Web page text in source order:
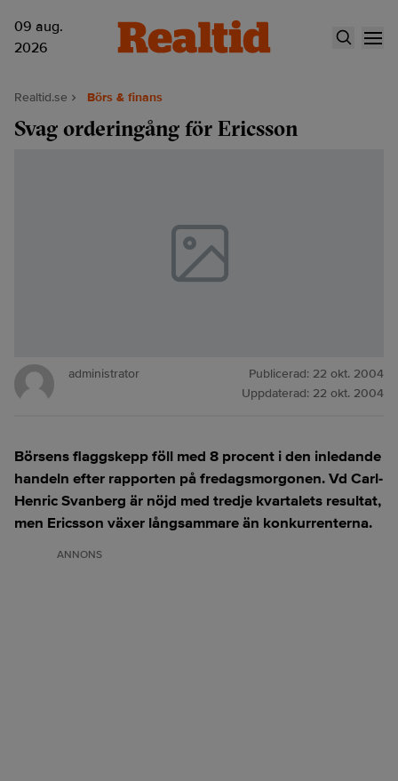
09 aug.
2026
Realtid.se Börs & finans
Svag orderingång för Ericsson
administrator Publicerad: 22 okt. 2004
Uppdaterad: 22 okt. 2004
Börsens flaggskepp föll med 8 procent i den inledande
handeln efter rapporten på fredagsmorgonen. Vd Carl-
Henric Svanberg är nöjd med tredje kvartalets resultat,
men Ericsson växer långsammare än konkurrenterna.
ANNONS